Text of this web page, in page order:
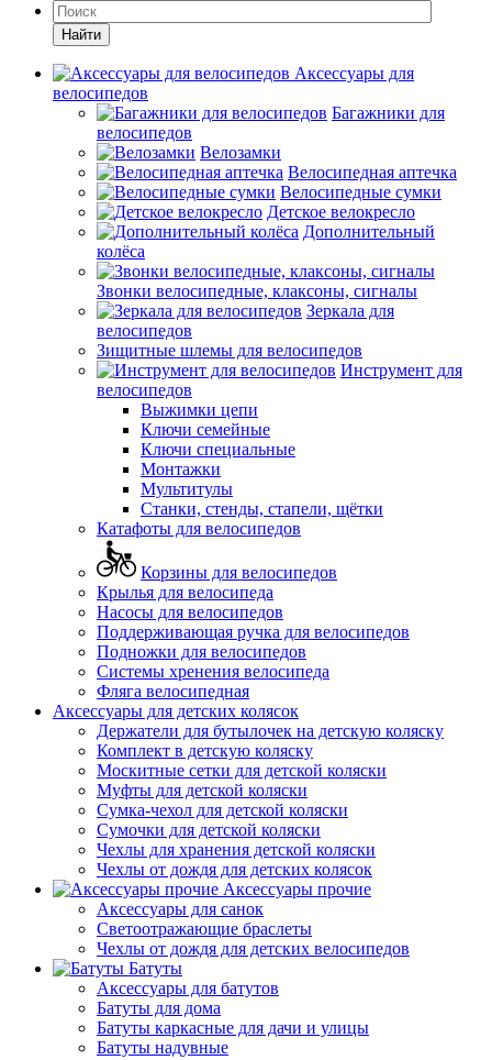
Найти
Аксессуары для
велосипедов
Багажники для
велосипедов
Велозамки
Велосипедная аптечка
Велосипедные сумки
Детское велокресло
Дополнительный
колёса
Звонки велосипедные, клаксоны, сигналы
Зеркала для
велосипедов
Зищитные шлемы для велосипедов
Инструмент для
велосипедов
Выжимки цепи
Ключи семейные
Ключи специальные
Монтажки
Мультитулы
Станки, стенды, стапели, щётки
Катафоты для велосипедов
Корзины для велосипедов
Крылья для велосипеда
Насосы для велосипедов
Поддерживающая ручка для велосипедов
Подножки для велосипедов
Системы хренения велосипеда
Фляга велосипедная
Аксессуары для детских колясок
Держатели для бутылочек на детскую коляску
Комплект в детскую коляску
Москитные сетки для детской коляски
Муфты для детской коляски
Сумка-чехол для детской коляски
Сумочки для детской коляски
Чехлы для хранения детской коляски
Чехлы от дождя для детских колясок
Аксессуары прочие
Аксессуары для санок
Светоотражающие браслеты
Чехлы от дождя для детских велосипедов
Батуты
Аксессуары для батутов
Батуты для дома
Батуты каркасные для дачи и улицы
Батуты надувные